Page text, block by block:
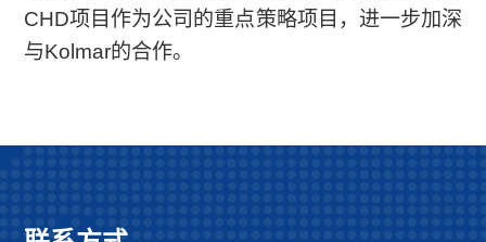
CHD项目作为公司的重点策略项目，进一步加深
与Kolmar的合作。